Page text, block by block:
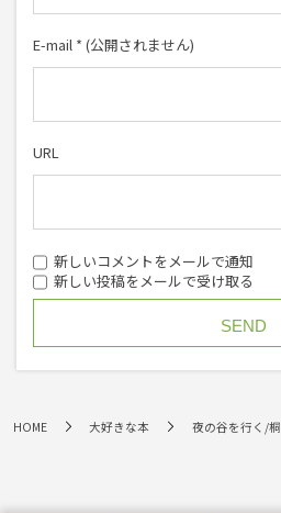
E-mail * (公開されません)
URL
新しいコメントをメールで通知
新しい投稿をメールで受け取る
HOME 大好きな本 夜の谷を行く/桐